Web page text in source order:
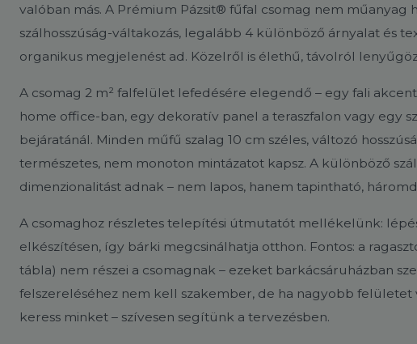
valóban más. A Prémium Pázsit® fűfal csomag nem műanyag
szálhosszúság-váltakozás, legalább 4 különböző árnyalat és
organikus megjelenést ad. Közelről is élethű, távolról
A csomag 2 m² falfelület lefedésére elegendő – egy fali
home office-ban, egy dekoratív panel a teraszfalon vagy egy
bejáratánál. Minden műfű szalag 10 cm széles, változó
természetes, nem monoton mintázatot kapsz. A különböző
dimenzionalitást adnak – nem lapos, hanem tapintható,
A csomaghoz részletes telepítési útmutatót mellékelünk:
elkészítésen, így bárki megcsinálhatja otthon. Fontos: a
tábla) nem részei a csomagnak – ezeket barkácsáruházban
felszereléséhez nem kell szakember, de ha nagyobb
keress minket – szívesen segítünk a tervezésben.